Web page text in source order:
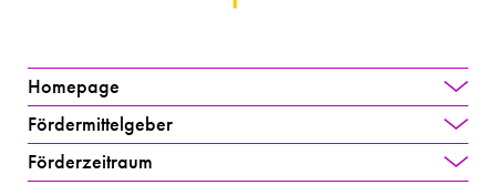
Homepage
Fördermittelgeber
Förderzeitraum